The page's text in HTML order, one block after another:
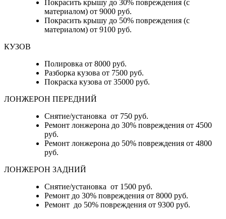
Покрасить крышу до 30% повреждения (с
материалом) от 9000 руб.
Покрасить крышу до 50% повреждения (с
материалом) от 9100 руб.
КУЗОВ
Полировка от 8000 руб.
Разборка кузова от 7500 руб.
Покраска кузова от 35000 руб.
ЛОНЖЕРОН ПЕРЕДНИЙ
Снятие/установка от 750 руб.
Ремонт лонжерона до 30% повреждения от 4500
руб.
Ремонт лонжерона до 50% повреждения от 4800
руб.
ЛОНЖЕРОН ЗАДНИЙ
Снятие/установка от 1500 руб.
Ремонт до 30% повреждения от 8000 руб.
Ремонт до 50% повреждения от 9300 руб.